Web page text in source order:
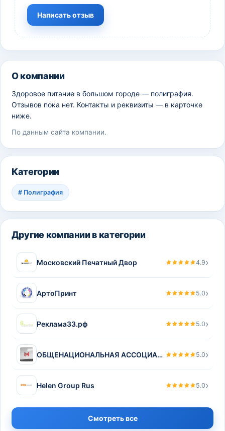
Написать отзыв
О компании
Здоровое питание в большом городе — полиграфия.
Отзывов пока нет. Контакты и реквизиты — в карточке
ниже.
По данным сайта компании.
Категории
# Полиграфия
Другие компании в категории
Московский Печатный Двор 4.9›
АртоПринт 5.0›
Реклама33.рф 5.0›
ОБЩЕНАЦИОНАЛЬНАЯ АССОЦИАЦИЯ МОЛОДЫХ МУЗЫКАНТОВ, ПОЭТОВ И ПРОЗАИКОВ 5.0›
Helen Group Rus 5.0›
Смотреть все